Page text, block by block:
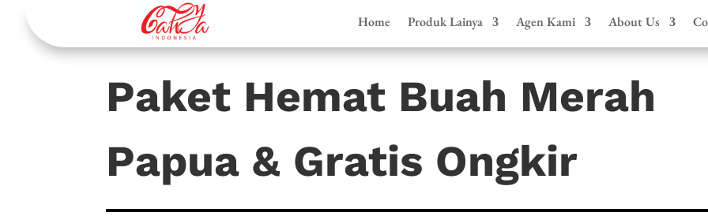
Home Produk Lainya Agen Kami About Us
Paket Hemat Buah Merah
Papua & Gratis Ongkir